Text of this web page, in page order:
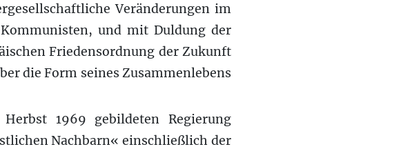
Veränderungen im
und mit Duldung der
Friedensordnung der Zukunft
die Form seines Zusammenlebens
1969 gebildeten Regierung
Nachbarn« einschließlich der